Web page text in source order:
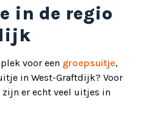
in de regio
voor een groepsuitje,
in West-Graftdijk? Voor
er echt veel uitjes in